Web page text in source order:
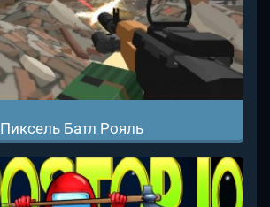
Пиксель Батл Рояль